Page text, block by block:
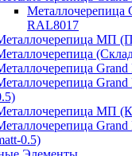
Металлочерепица
RAL8017
МП
МП
0.5)